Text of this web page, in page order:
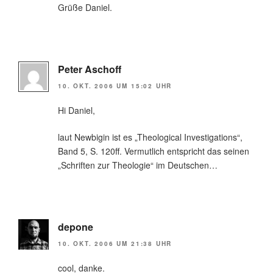
Grüße Daniel.
Peter Aschoff
10. OKT. 2006 UM 15:02 UHR
Hi Daniel,
laut Newbigin ist es „Theological Investigations“,
Band 5, S. 120ff. Vermutlich entspricht das seinen
„Schriften zur Theologie“ im Deutschen…
depone
10. OKT. 2006 UM 21:38 UHR
cool, danke.